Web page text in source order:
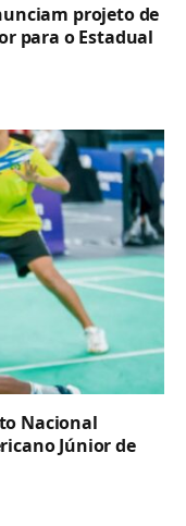
projeto de
para o Estadual
Nacional
Júnior de